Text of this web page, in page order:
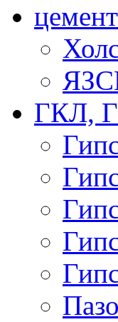
цемент
ГКЛ,